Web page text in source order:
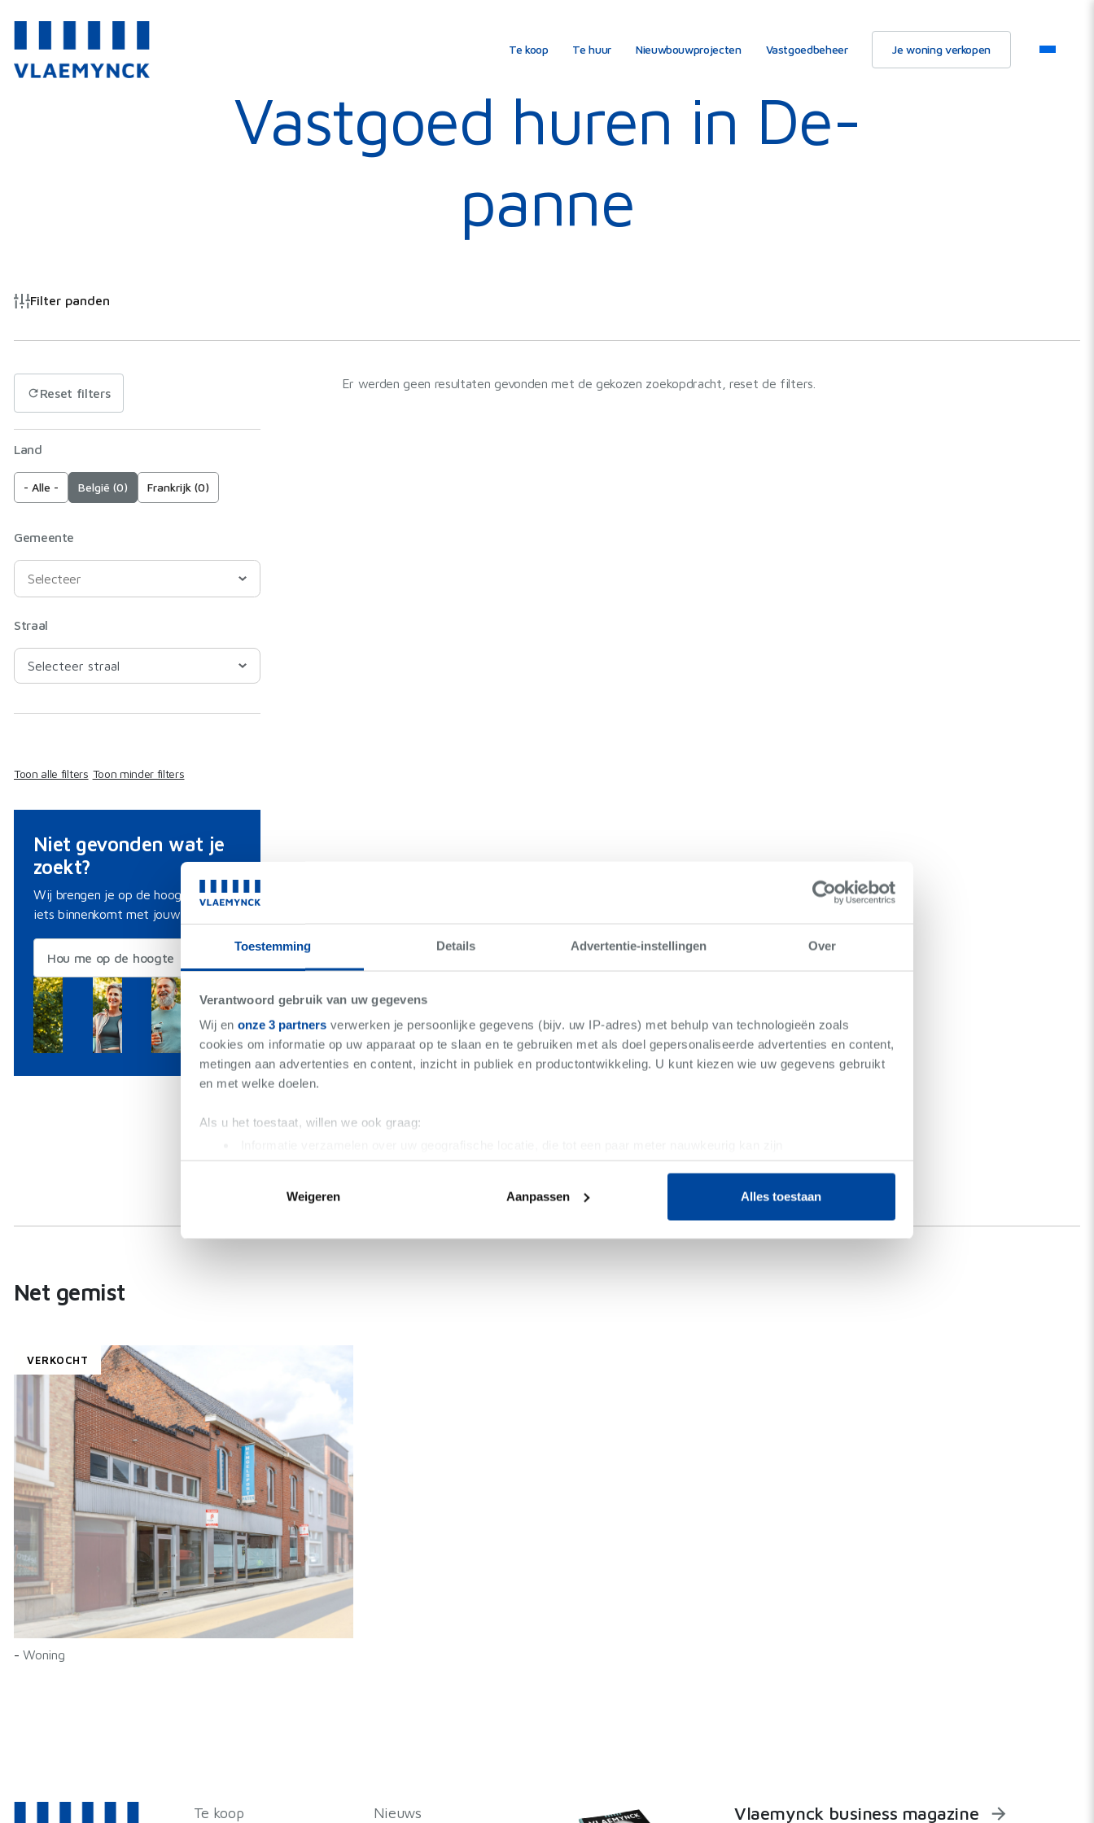
Toestemming Details Advertentie-instellingen Over
Verantwoord gebruik van uw gegevens
Wij en onze 3 partners verwerken je persoonlijke gegevens (bijv. uw IP-adres) met behulp van technologieën zoals
cookies om informatie op uw apparaat op te slaan en te gebruiken met als doel gepersonaliseerde advertenties en content,
metingen aan advertenties en content, inzicht in publiek en productontwikkeling. U kunt kiezen wie uw gegevens gebruikt
en met welke doelen.
Als u het toestaat, willen we ook graag:
Uw apparaat identificeren door het actief te scannen op specifieke eigenschappen (fingerprinting)
toestemming op elk moment wijzigen of intrekken in de Cookieverklaring.
Weigeren Aanpassen Alles toestaan
Te koop Te huur Nieuwbouwprojecten Vastgoedbeheer Je woning verkopen
Vastgoed huren in De-
panne
Filter panden
Reset filters
Land
- Alle - België (0) Frankrijk (0)
Gemeente
Straal
Toon alle filters Toon minder filters
Niet gevonden wat je
zoekt?
Wij brengen je op de hoogte als er
iets binnenkomt met jouw criteria.
Hou me op de hoogte
Er werden geen resultaten gevonden met de gekozen zoekopdracht, reset de filters.
Net gemist
VERKOCHT
-Woning
Te koop Nieuws Vlaemynck business magazine